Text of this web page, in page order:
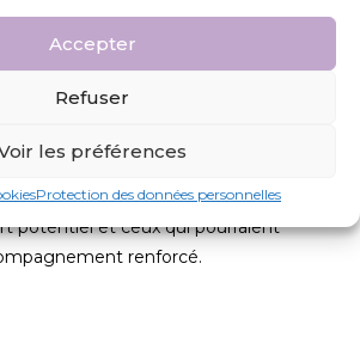
Accepter
Refuser
les préférences
Protection des données personnelles
d’entreprise. Son module IA
de performance pour identifier les
potentiel et ceux qui pourraient
renforcé.